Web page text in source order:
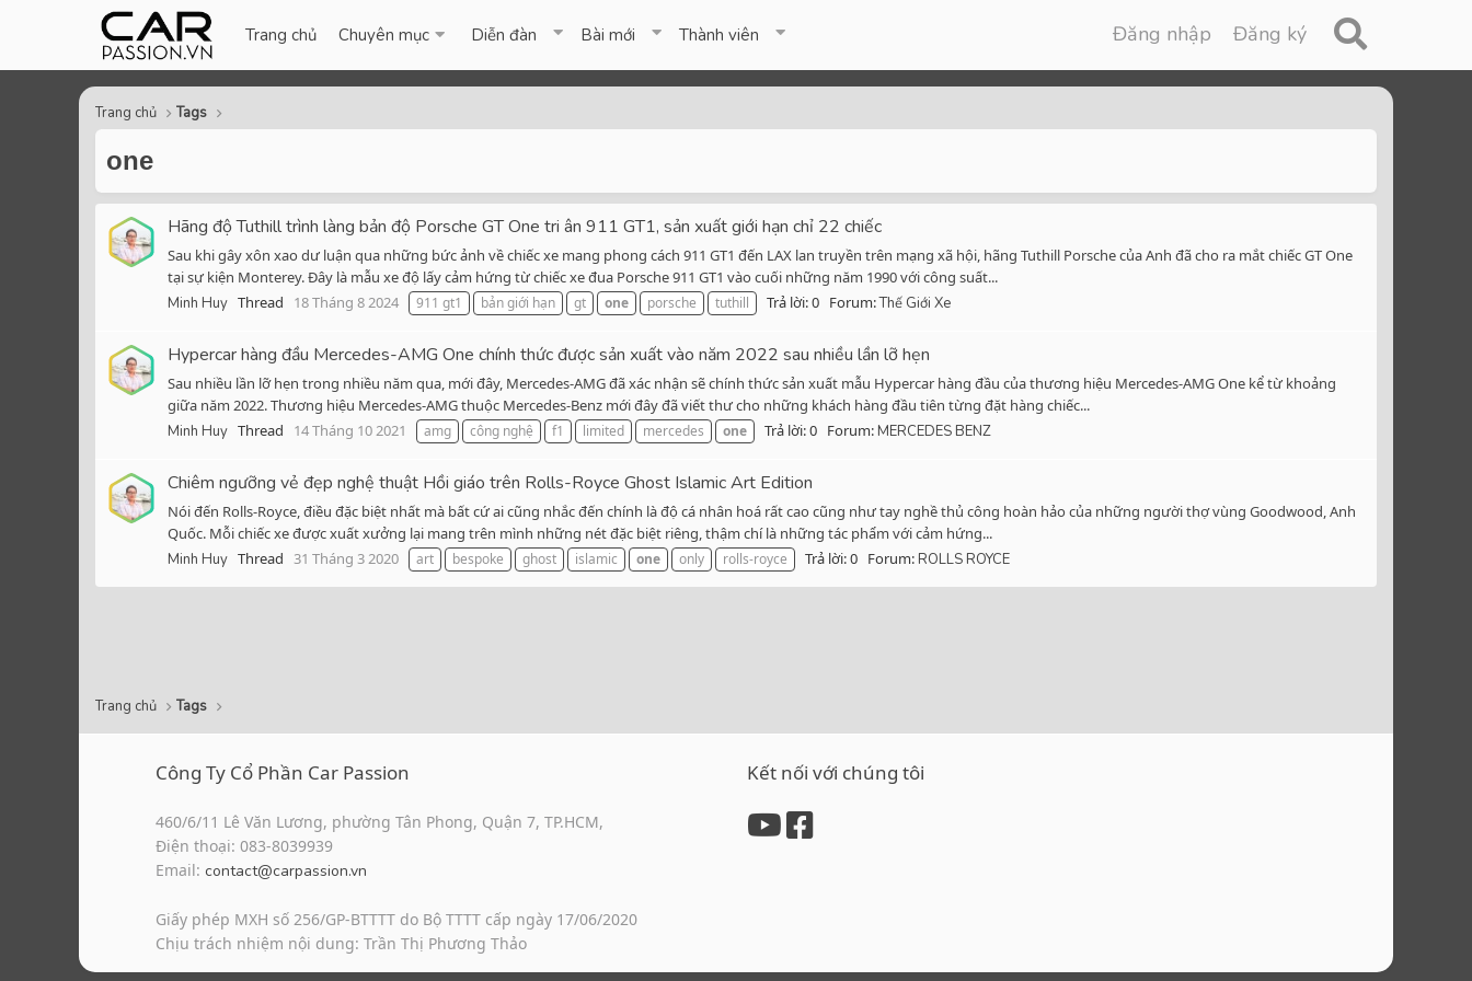
Trang chủ Chuyên mục Diễn đàn Bài mới Thành viên Đăng nhập Đăng ký
Trang chủ Tags
one
Hãng độ Tuthill trình làng bản độ Porsche GT One tri ân 911 GT1, sản xuất giới hạn chỉ 22 chiếc
Sau khi gây xôn xao dư luận qua những bức ảnh về chiếc xe mang phong cách 911 GT1 đến LAX lan truyền trên mạng xã hội, hãng Tuthill Porsche của Anh đã cho ra mắt chiếc GT One
tại sự kiện Monterey. Đây là mẫu xe độ lấy cảm hứng từ chiếc xe đua Porsche 911 GT1 vào cuối những năm 1990 với công suất...
Minh Huy Thread 18 Tháng 8 2024 911 gt1 bản giới hạn gt one porsche tuthill Trả lời: 0 Forum:Thế Giới Xe
Hypercar hàng đầu Mercedes-AMG One chính thức được sản xuất vào năm 2022 sau nhiều lần lỡ hẹn
Sau nhiều lần lỡ hẹn trong nhiều năm qua, mới đây, Mercedes-AMG đã xác nhận sẽ chính thức sản xuất mẫu Hypercar hàng đầu của thương hiệu Mercedes-AMG One kể từ khoảng
giữa năm 2022. Thương hiệu Mercedes-AMG thuộc Mercedes-Benz mới đây đã viết thư cho những khách hàng đầu tiên từng đặt hàng chiếc...
Minh Huy Thread 14 Tháng 10 2021 amg công nghệ f1 limited mercedes one Trả lời: 0 Forum:MERCEDES BENZ
Chiêm ngưỡng vẻ đẹp nghệ thuật Hồi giáo trên Rolls-Royce Ghost Islamic Art Edition
Nói đến Rolls-Royce, điều đặc biệt nhất mà bất cứ ai cũng nhắc đến chính là độ cá nhân hoá rất cao cũng như tay nghề thủ công hoàn hảo của những người thợ vùng Goodwood, Anh
Quốc. Mỗi chiếc xe được xuất xưởng lại mang trên mình những nét đặc biệt riêng, thậm chí là những tác phẩm với cảm hứng...
Minh Huy Thread 31 Tháng 3 2020 art bespoke ghost islamic one only rolls-royce Trả lời: 0 Forum:ROLLS ROYCE
Trang chủ Tags
Công Ty Cổ Phần Car Passion
460/6/11 Lê Văn Lương, phường Tân Phong, Quận 7, TP.HCM,
Điện thoại: 083-8039939
Email: contact@carpassion.vn
Giấy phép MXH số 256/GP-BTTTT do Bộ TTTT cấp ngày 17/06/2020
Chịu trách nhiệm nội dung: Trần Thị Phương Thảo
Kết nối với chúng tôi